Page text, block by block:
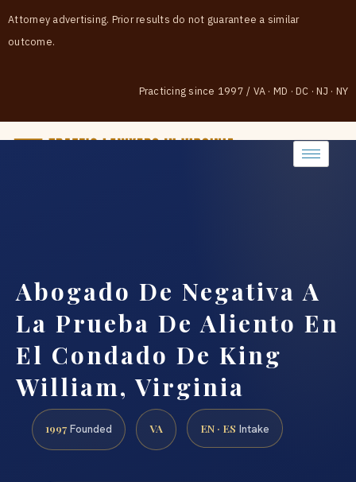
Attorney advertising. Prior results do not guarantee a similar
outcome.
Practicing since 1997 / VA · MD · DC · NJ · NY
Abogado De Negativa A
La Prueba De Aliento En
El Condado De King
William, Virginia
1997 Founded VA EN · ES Intake